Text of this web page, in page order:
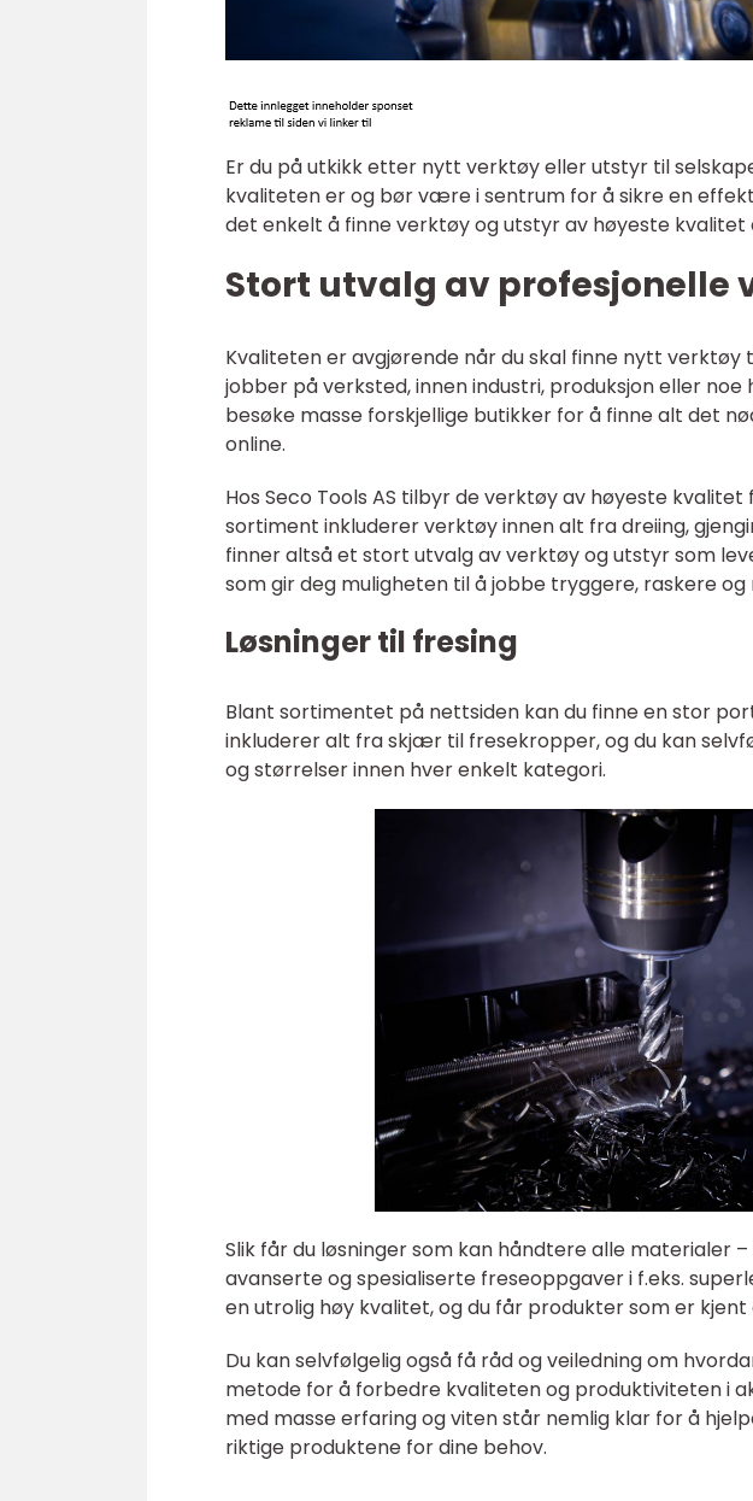
Er du på utkikk etter nytt verktøy eller utstyr til
kvaliteten er og bør være i sentrum for å sikre en
det enkelt å finne verktøy og utstyr av høyeste kvalitet
Stort utvalg av profesjonelle
Kvaliteten er avgjørende når du skal finne nytt verktøy
jobber på verksted, innen industri, produksjon eller
besøke masse forskjellige butikker for å finne alt det
online.
Hos Seco Tools AS tilbyr de verktøy av høyeste
sortiment inkluderer verktøy innen alt fra dreiing,
finner altså et stort utvalg av verktøy og utstyr som
som gir deg muligheten til å jobbe tryggere, raskere
Løsninger til fresing
Blant sortimentet på nettsiden kan du finne en stor
inkluderer alt fra skjær til fresekropper, og du kan
og størrelser innen hver enkelt kategori.
Slik får du løsninger som kan håndtere alle materialer
avanserte og spesialiserte freseoppgaver i f.eks.
en utrolig høy kvalitet, og du får produkter som er
Du kan selvfølgelig også få råd og veiledning om
metode for å forbedre kvaliteten og produktiviteten i
med masse erfaring og viten står nemlig klar for å
riktige produktene for dine behov.